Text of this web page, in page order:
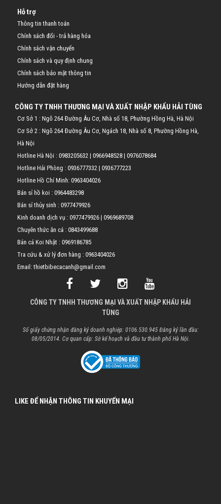
Hỗ trợ
Thông tin thanh toán
Chính sách đổi - trả hàng hóa
Chính sách vận chuyển
Chính sách và quy định chung
Chính sách bảo mật thông tin
Hướng dẫn đặt hàng
CÔNG TY TNHH THƯƠNG MẠI VÀ XUẤT NHẬP KHẨU HẢI TÙNG
Cơ Sở 1 : Ngõ 264 Đường Âu Cơ, Nhà số 18, Phường Hồng Hà, Hà Nội
Cơ Sở 2 : Ngõ 264 Đường Âu Cơ, Ngách 18, Nhà số 8, Phường Hồng Hà,
Hà Nội
Hotline Hà Nội : 0983205632 | 0966948528 | 0976078684
Hotline Hải Phòng : 0936777332 | 0936777223
Hotline Hồ Chí Minh: 0963404026
Bán sỉ hồ koi : 0964483298
Bán sỉ thủy sinh : 0977479926
Kinh doanh dịch vụ : 0977479926 | 0969689708
Chuyên thức ăn cá : 0843499688
Bán cá Koi Nhật : 0969186785
Tra cứu & xử lý đơn hàng : 0963404026
Email: thietbibecacanh@gmail.com
CÔNG TY TNHH THƯƠNG MẠI VÀ XUẤT NHẬP KHẨU HẢI
TÙNG
Số giấy chứng nhận đăng ký doanh nghiệp: 0106.530.945 Đăng ký lần đầu:
08/05/2014. Cơ quan cấp: Sở kế hoạch và đầu tư thành phố Hà Nội.
LIKE ĐỂ NHẬN THÔNG TIN KHUYẾN MẠI